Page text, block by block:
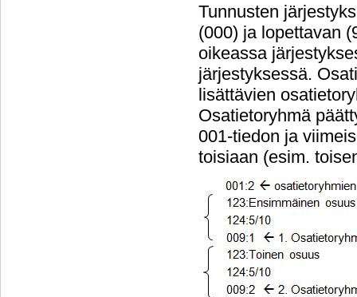
Tunnusten
(000) ja lopettavan
oikeassa
järjestyksessä.
lisättävien
Osatietoryhmä
001-tiedon ja
toisiaan (esim.